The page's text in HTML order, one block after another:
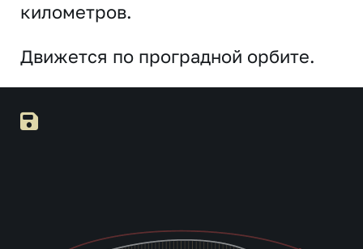
километров.
Движется по проградной орбите.